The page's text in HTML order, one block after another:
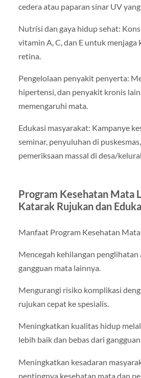
cedera atau paparan sinar UV
Nutrisi dan gaya hidup sehat:
vitamin A, C, dan E untuk menjaga
retina.
Pengelolaan penyakit penyerta:
hipertensi, dan penyakit kronis
memengaruhi mata.
Edukasi masyarakat: Kampanye
seminar, penyuluhan di
pemeriksaan massal di desa/
Program Kesehatan Mata
Katarak Rujukan dan
Manfaat Program Kesehatan Mata
Mencegah kehilangan
gangguan mata lainnya.
Mengurangi risiko komplikasi
rujukan cepat ke spesialis.
Meningkatkan kualitas hidup
lebih baik dan bebas dari
Meningkatkan kesadaran
pentingnya kesehatan mata dan